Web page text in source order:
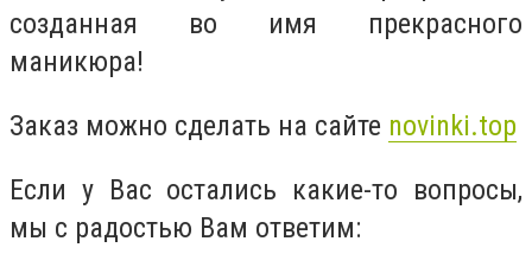
созданная во имя прекрасного
маникюра!
Заказ можно сделать на сайте novinki.top
Если у Вас остались какие-то вопросы,
мы с радостью Вам ответим: